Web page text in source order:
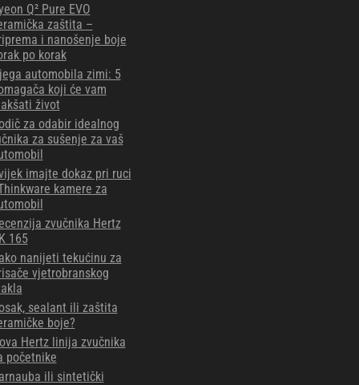
Q² Pure EVO
zaštita –
i nanošenje boje
po korak
automobila zimi: 5
koji će vam
život
za odabir idealnog
za sušenje za vaš
imajte dokaz pri ruci
kamere za
zvučnika Hertz
165
nanijeti tekućinu za
vjetrobranskog
sealant ili zaštita
boje?
Hertz linija zvučnika
početnike
ili sintetički